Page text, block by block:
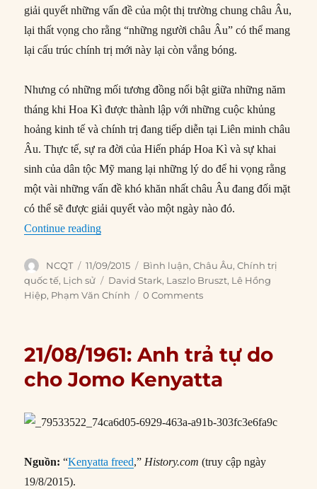
giải quyết những vấn đề của một thị trường chung châu Âu,
lại thất vọng cho rằng “những người châu Âu” có thể mang
lại cấu trúc chính trị mới này lại còn vắng bóng.
Nhưng có những mối tương đồng nổi bật giữa những năm
tháng khi Hoa Kì được thành lập với những cuộc khủng
hoảng kinh tế và chính trị đang tiếp diễn tại Liên minh châu
Âu. Thực tế, sự ra đời của Hiến pháp Hoa Kì và sự khai
sinh của dân tộc Mỹ mang lại những lý do để hi vọng rằng
một vài những vấn đề khó khăn nhất châu Âu đang đối mặt
có thể sẽ được giải quyết vào một ngày nào đó.
Continue reading“Tại sao cần tiến tới một Liên bang châu Âu?”
Author
NCQT
Posted
on
11/09/2015 Categories
Bình luận,Châu Âu,Chính trị
quốc tế, Lịch sử Tags
David Stark, Laszlo Bruszt, Lê Hồng
Hiệp, Phạm Văn Chính 0 Comments
21/08/1961: Anh trả tự do
cho Jomo Kenyatta
Nguồn: “Kenyatta freed,” History.com (truy cập ngày
19/8/2015).